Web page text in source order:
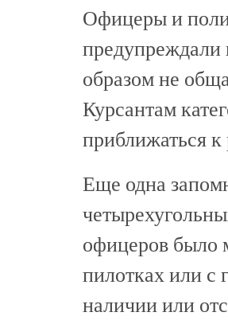
Офицеры и
предупреждали
образом не
Курсантам
приближаться
Еще одна
офицеров было
пилотках или с
наличии или